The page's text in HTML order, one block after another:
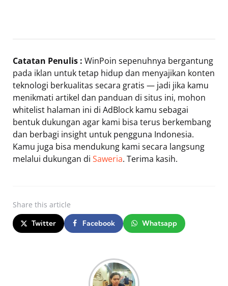
Catatan Penulis : WinPoin sepenuhnya bergantung
pada iklan untuk tetap hidup dan menyajikan konten
teknologi berkualitas secara gratis — jadi jika kamu
menikmati artikel dan panduan di situs ini, mohon
whitelist halaman ini di AdBlock kamu sebagai
bentuk dukungan agar kami bisa terus berkembang
dan berbagi insight untuk pengguna Indonesia.
Kamu juga bisa mendukung kami secara langsung
melalui dukungan di Saweria. Terima kasih.
Share this article
Twitter Facebook Whatsapp